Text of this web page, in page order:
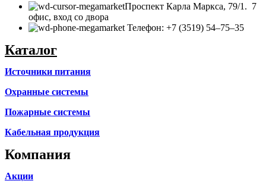
​Проспект Карла Маркса, 79/1. 7
офис, вход со двора
Телефон: +7 (3519) 54‒75‒35
Каталог
Источники питания
Охранные системы
Пожарные системы
Кабельная продукция
Компания
Акции